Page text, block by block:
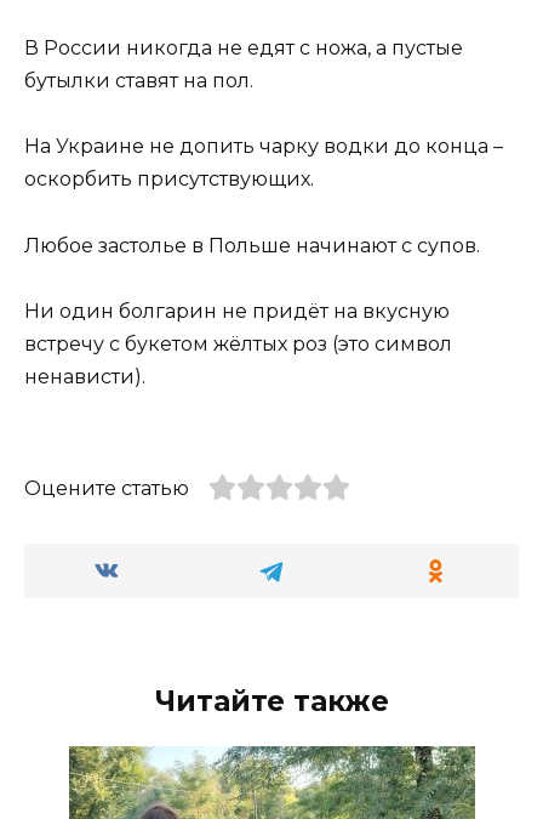
В России никогда не едят с ножа, а пустые
бутылки ставят на пол.
На Украине не допить чарку водки до конца –
оскорбить присутствующих.
Любое застолье в Польше начинают с супов.
Ни один болгарин не придёт на вкусную
встречу с букетом жёлтых роз (это символ
ненависти).
Оцените статью
Читайте также